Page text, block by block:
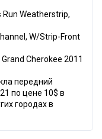
Run Weatherstrip,
W/Strip-Front
Cherokee 2011
передний
по цене 10$ в
городах в